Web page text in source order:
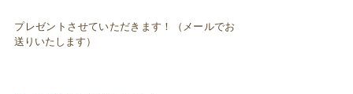
プレゼントさせていただきます！（メールでお
送りいたします）